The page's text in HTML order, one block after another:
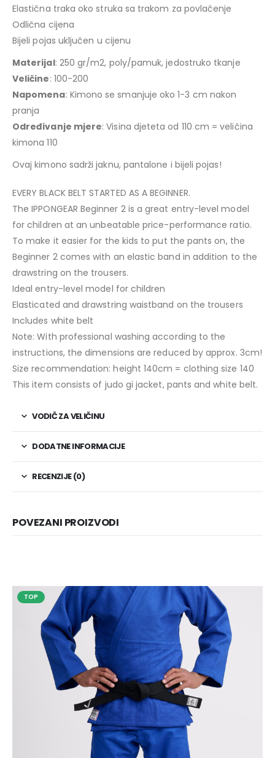
Elastična traka oko struka sa trakom za povlačenje
Odlična cijena
Bijeli pojas uključen u cijenu
Materijal: 250 gr/m2, poly/pamuk, jedostruko tkanje
Veličine: 100-200
Napomena: Kimono se smanjuje oko 1-3 cm nakon
pranja
Određivanje mjere: Visina djeteta od 110 cm = veličina
kimona 110
Ovaj kimono sadrži jaknu, pantalone i bijeli pojas!
EVERY BLACK BELT STARTED AS A BEGINNER.
The IPPONGEAR Beginner 2 is a great entry-level model
for children at an unbeatable price-performance ratio.
To make it easier for the kids to put the pants on, the
Beginner 2 comes with an elastic band in addition to the
drawstring on the trousers.
Ideal entry-level model for children
Elasticated and drawstring waistband on the trousers
Includes white belt
Note: With professional washing according to the
instructions, the dimensions are reduced by approx. 3cm!
Size recommendation: height 140cm = clothing size 140
This item consists of judo gi jacket, pants and white belt.
VODIČ ZA VELIČINU
DODATNE INFORMACIJE
RECENZIJE (0)
POVEZANI PROIZVODI
TOP